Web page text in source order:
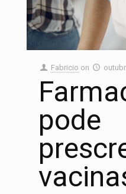
Fabricio on
pode